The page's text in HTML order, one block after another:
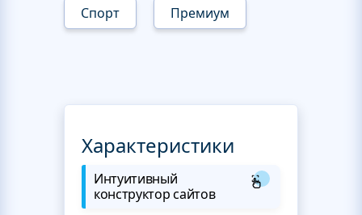
Спорт Премиум
Характеристики
Интуитивный
конструктор сайтов